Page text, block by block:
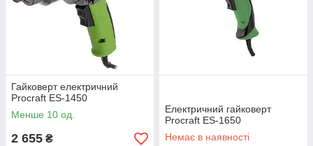
Гайковерт електричний
Procraft ES-1450
Менше 10 од.
2 655 ₴
Електричний гайковерт
Procraft ES-1650
Немає в наявності